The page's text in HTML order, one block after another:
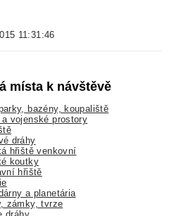
11:31:46
místa k návštěvě
bazény, koupaliště
vojenské prostory
dráhy
hřiště venkovní
koutky
hřiště
a planetária
zámky, tvrze